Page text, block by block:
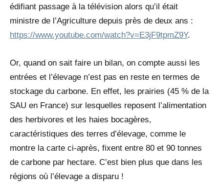
édifiant passage à la télévision alors qu’il était
ministre de l’Agriculture depuis près de deux ans :
https://www.youtube.com/watch?v=E3jF9tpmZ9Y.
Or, quand on sait faire un bilan, on compte aussi les
entrées et l’élevage n’est pas en reste en termes de
stockage du carbone. En effet, les prairies (45 % de la
SAU en France) sur lesquelles reposent l’alimentation
des herbivores et les haies bocagères,
caractéristiques des terres d’élevage, comme le
montre la carte ci-après, fixent entre 80 et 90 tonnes
de carbone par hectare. C’est bien plus que dans les
régions où l’élevage a disparu !